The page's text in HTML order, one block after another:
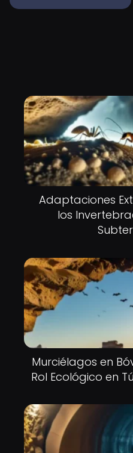
Adaptaciones
los
Murciélagos en
Rol Ecológico en